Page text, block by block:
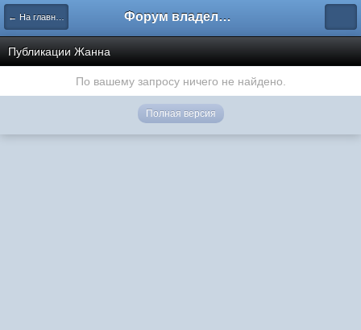
← На главную Форум владельцев интернет-магазинов
Публикации Жанна
По вашему запросу ничего не найдено.
Полная версия